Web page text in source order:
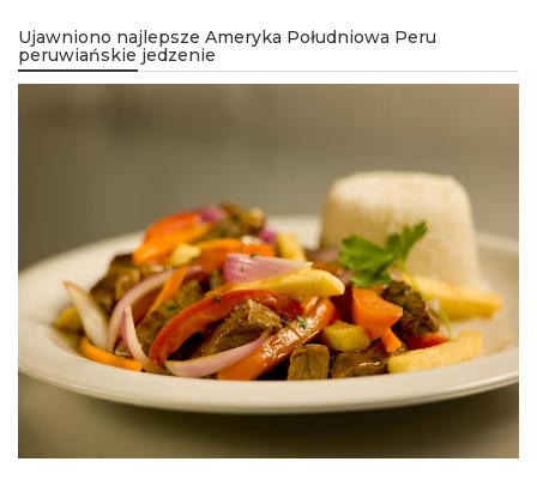
Ujawniono najlepsze Ameryka Południowa Peru
peruwiańskie jedzenie